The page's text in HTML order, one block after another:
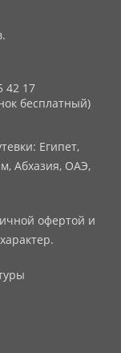
42 17
бесплатный)
Египет,
Абхазия, ОАЭ,
офертой и